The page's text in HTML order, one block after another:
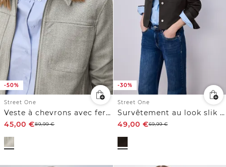
-50%
Street One
Veste à chevrons avec fermeture éclair
45,00 €89,99€
-30%
Street One
Survêtement au look slik avec patte de boutonnage
49,00 €69,99€